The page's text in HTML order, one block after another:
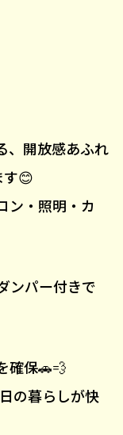
、開放感あふれ
す😊
ン・照明・カ
ンパー付きで
確保🚗💨
の暮らしが快